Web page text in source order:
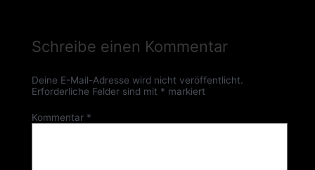
Schreibe einen Kommentar
Deine E-Mail-Adresse wird nicht veröffentlicht.
Erforderliche Felder sind mit * markiert
Kommentar *